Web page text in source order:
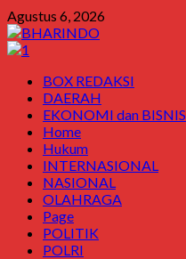
Skip
to
content
Agustus 6, 2026
Primary
Menu
BOX REDAKSI
DAERAH
EKONOMI dan BISNIS
Home
Hukum
INTERNASIONAL
NASIONAL
OLAHRAGA
Page
POLITIK
POLRI